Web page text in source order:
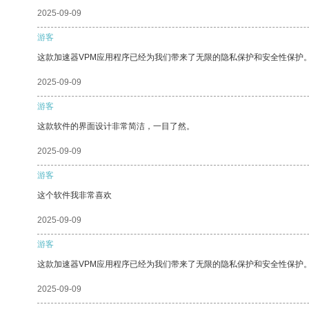
2025-09-09
游客
这款加速器VPM应用程序已经为我们带来了无限的隐私保护和安全性保护
2025-09-09
游客
这款软件的界面设计非常简洁，一目了然。
2025-09-09
游客
这个软件我非常喜欢
2025-09-09
游客
这款加速器VPM应用程序已经为我们带来了无限的隐私保护和安全性保护
2025-09-09